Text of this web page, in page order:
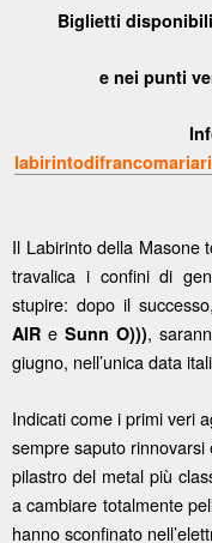
Biglietti
e nei punti
Il Labirinto della Masone
travalica i confini di
stupire: dopo il
AIR eSunn O))),
giugno, nell’unica data
Indicati come i primi veri
sempre saputo
pilastro del metal più
a cambiare totalmente
hanno sconfinato